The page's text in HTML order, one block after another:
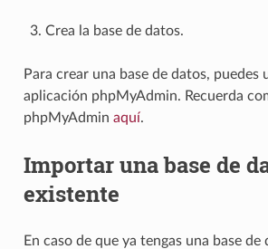
Crea la base de datos.
Para crear una base de datos, puedes
aplicación phpMyAdmin. Recuerda
phpMyAdmin aquí.
Importar una base de
existente
En caso de que ya tengas una base